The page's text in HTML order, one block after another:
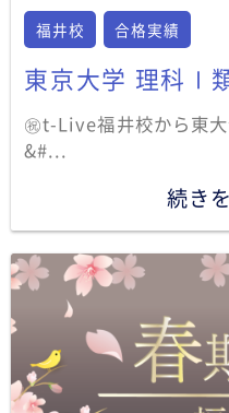
福井校 合格実績
東京大学 理科Ⅰ
㊗️t-Live福井校から東
&#...
続き